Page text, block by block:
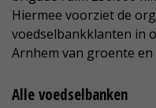
Hiermee voorziet de
voedselbankklanten in
Arnhem van groente
Alle voedselbanken